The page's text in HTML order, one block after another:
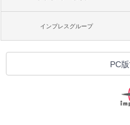
インプレスグループ
PC